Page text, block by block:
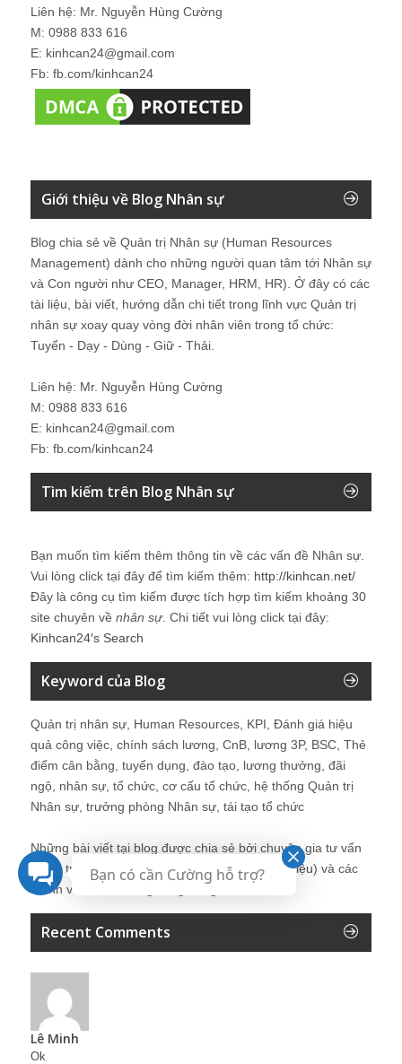
Liên hệ: Mr. Nguyễn Hùng Cường
M: 0988 833 616
E: kinhcan24@gmail.com
Fb: fb.com/kinhcan24
Giới thiệu về Blog Nhân sự
Blog chia sẻ về Quản trị Nhân sự (Human Resources
Management) dành cho những người quan tâm tới Nhân sự
và Con người như CEO, Manager, HRM, HR). Ở đây có các
tài liệu, bài viết, hướng dẫn chi tiết trong lĩnh vực Quản trị
nhân sự xoay quay vòng đời nhân viên trong tổ chức:
Tuyển - Dạy - Dùng - Giữ - Thải.
Liên hệ: Mr. Nguyễn Hùng Cường
M: 0988 833 616
E: kinhcan24@gmail.com
Fb: fb.com/kinhcan24
Tìm kiếm trên Blog Nhân sự
Bạn muốn tìm kiếm thêm thông tin về các vấn đề Nhân sự
Vui lòng click tại đây để tìm kiếm thêm: http://kinhcan.net/
Đây là công cụ tìm kiếm được tích hợp tìm kiếm khoảng 30
site chuyên về nhân sự. Chi tiết vui lòng click tại đây:
Kinhcan24′s Search
Keyword của Blog
Quản trị nhân sự, Human Resources, KPI, Đánh giá hiệu
quả công việc, chính sách lương, CnB, lương 3P, BSC, Thẻ
điểm cân bằng, tuyển dụng, đào tạo, lương thưởng, đãi
ngộ, nhân sự, tổ chức, cơ cấu tổ chức, hệ thống Quản trị
Nhân sự, trưởng phòng Nhân sự, tái tạo tổ chức
Những bài viết tại blog được chia sẻ bởi chuyên gia tư vấn
Quản trị Nhân sự Nguyễn Hùng Cường (giới thiệu) và các
thành viên khác trong cộng đồng Nhân sự.
Recent Comments
Lê Minh
Ok
Bạn có cần Cường hỗ trợ?